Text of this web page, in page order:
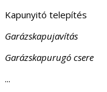
Kapunyitó telepítés
Garázskapujavítás
Garázskapurugó csere
...